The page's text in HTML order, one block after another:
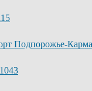
Подпорожье-